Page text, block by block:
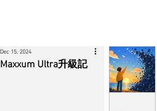
Maxxum Ultra升級記
Dec 15, 2024